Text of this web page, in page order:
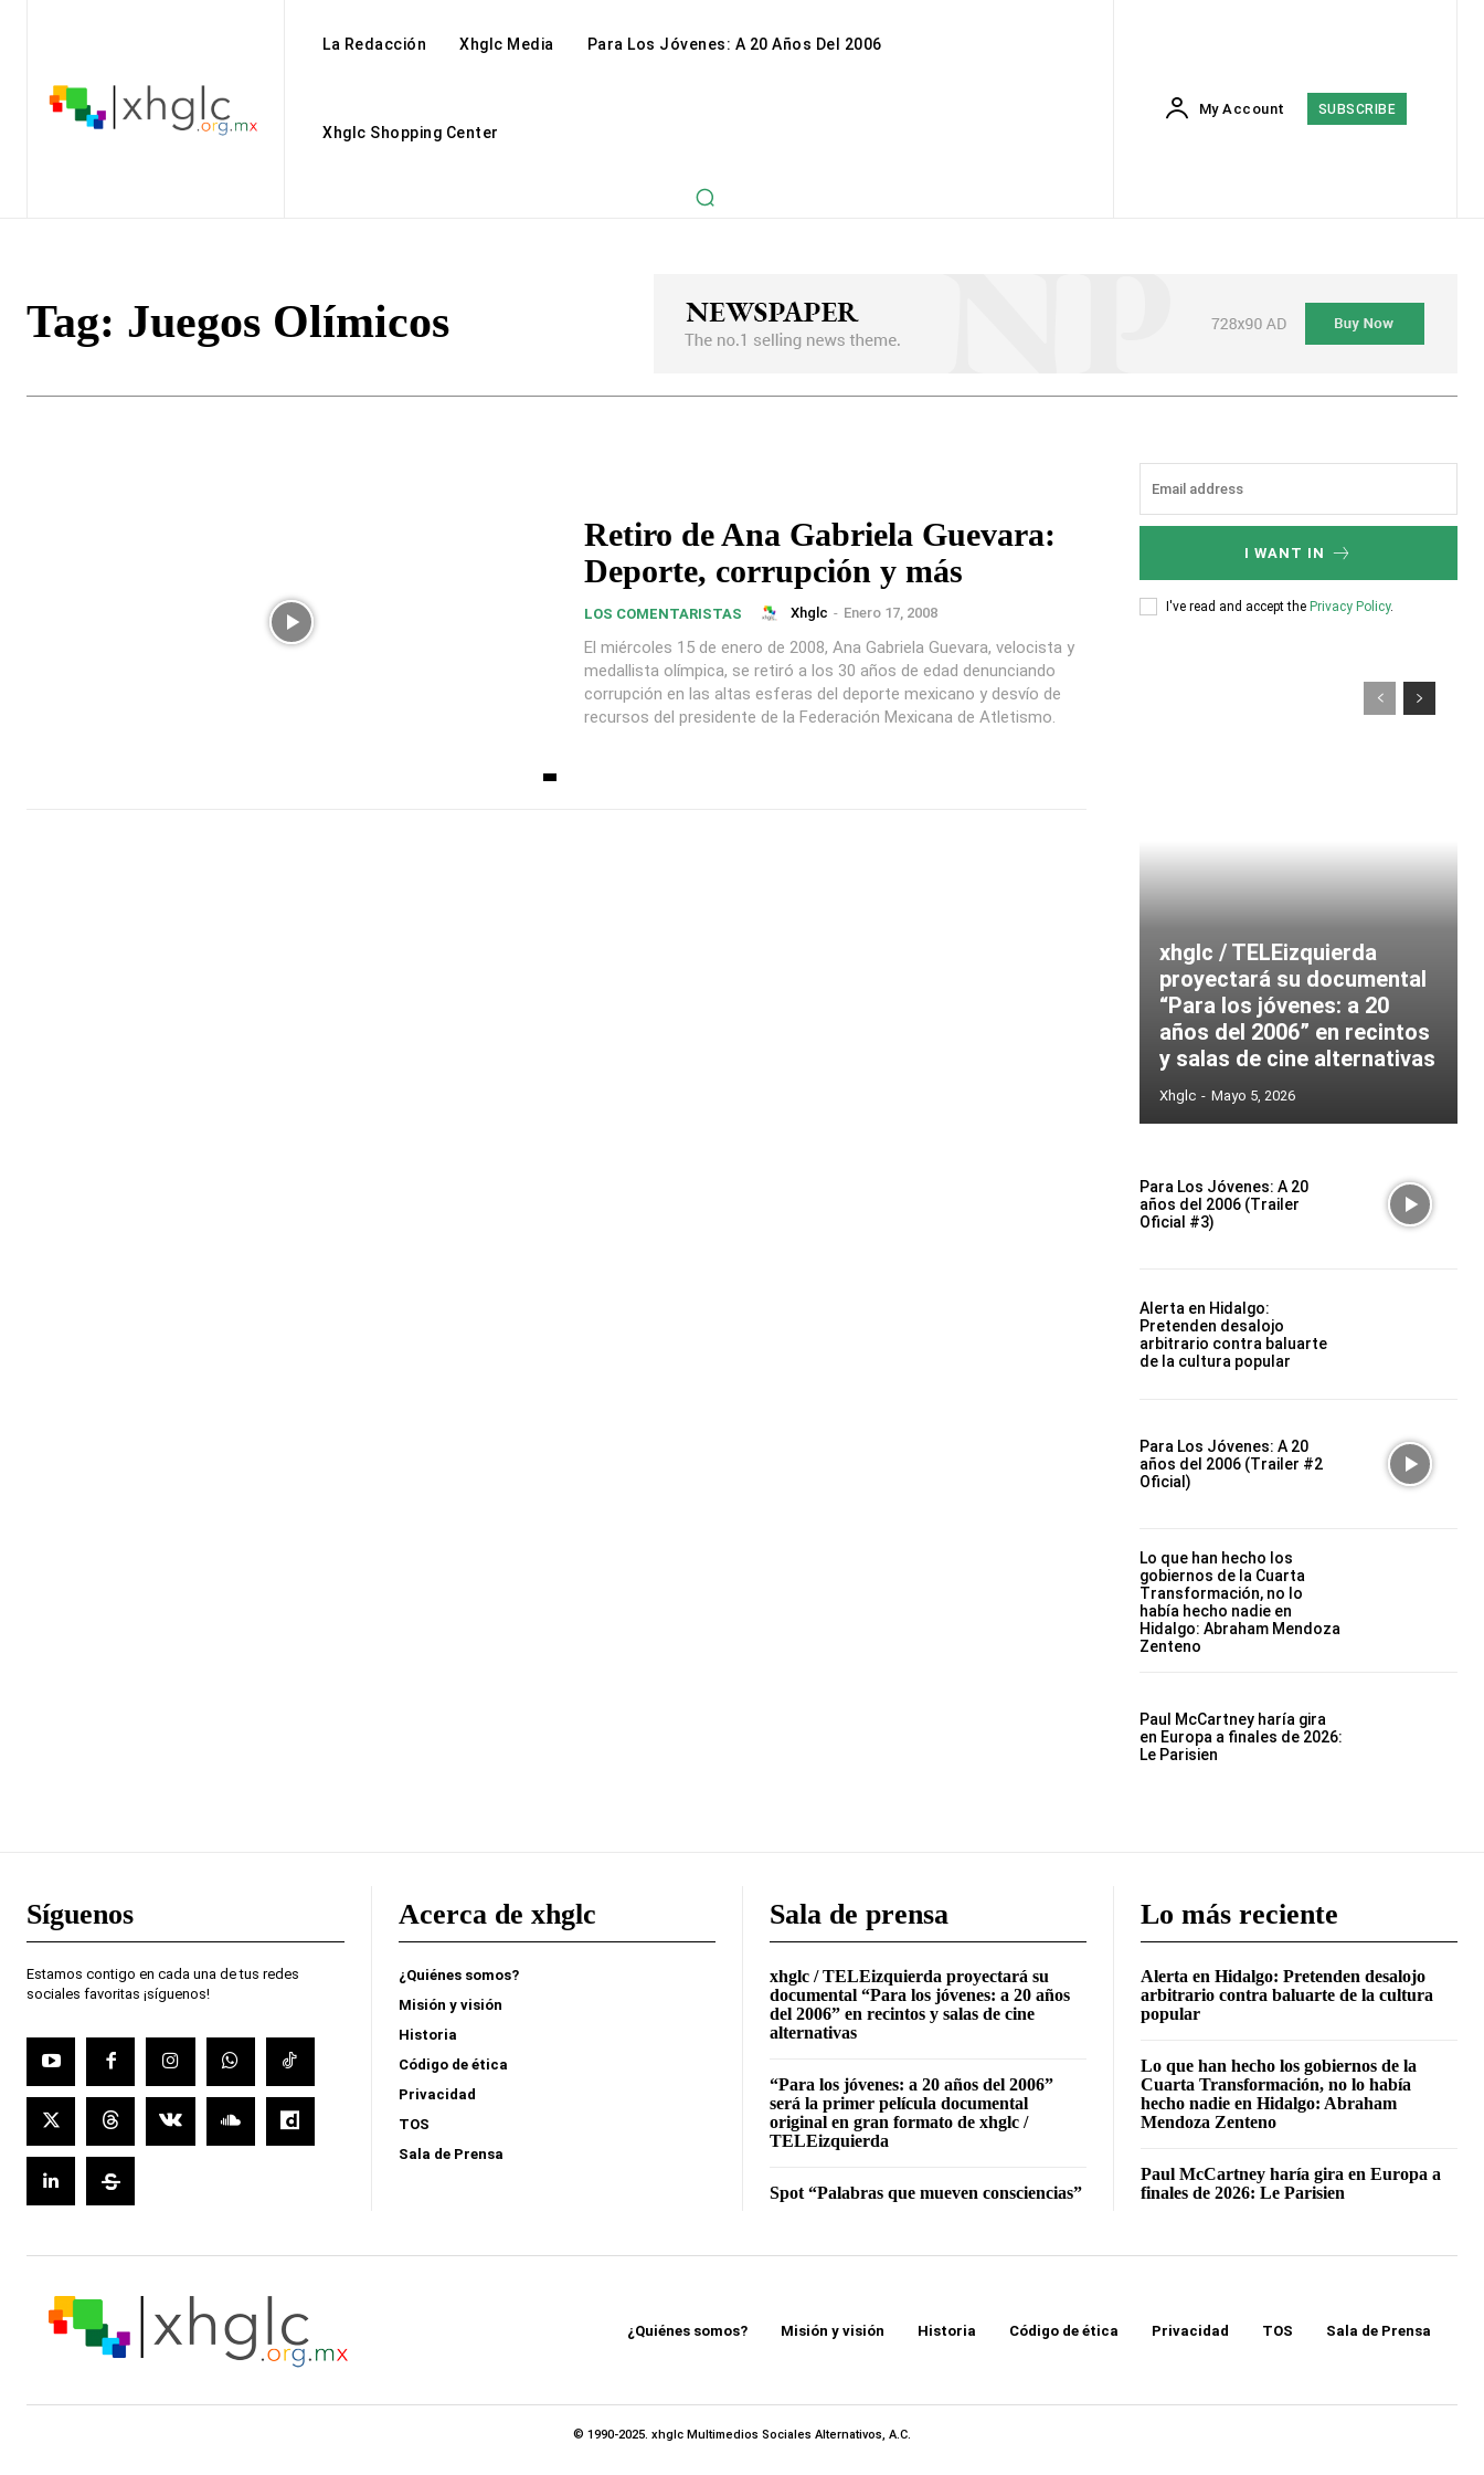
La Redacción Xhglc Media Para Los Jóvenes: A 20 Años Del 2006
Xhglc Shopping Center
My Account SUBSCRIBE
Tag: Juegos Olímicos
Retiro de Ana Gabriela Guevara:
Deporte, corrupción y más
LOS COMENTARISTAS Xhglc - Enero 17, 2008
El miércoles 15 de enero de 2008, Ana Gabriela Guevara, velocista y
medallista olímpica, se retiró a los 30 años de edad denunciando
corrupción en las altas esferas del deporte mexicano y desvío de
recursos del presidente de la Federación Mexicana de Atletismo.
I WANT IN
I've read and accept the Privacy Policy.
xhglc / TELEizquierda
proyectará su documental
“Para los jóvenes: a 20
años del 2006” en recintos
y salas de cine alternativas
Xhglc - Mayo 5, 2026
Para Los Jóvenes: A 20
años del 2006 (Trailer
Oficial #3)
Alerta en Hidalgo:
Pretenden desalojo
arbitrario contra baluarte
de la cultura popular
Para Los Jóvenes: A 20
años del 2006 (Trailer #2
Oficial)
Lo que han hecho los
gobiernos de la Cuarta
Transformación, no lo
había hecho nadie en
Hidalgo: Abraham Mendoza
Zenteno
Paul McCartney haría gira
en Europa a finales de 2026:
Le Parisien
Síguenos
Estamos contigo en cada una de tus redes
sociales favoritas ¡síguenos!
Acerca de xhglc
¿Quiénes somos?
Misión y visión
Historia
Código de ética
Privacidad
TOS
Sala de Prensa
Sala de prensa
xhglc / TELEizquierda proyectará su
documental “Para los jóvenes: a 20 años
del 2006” en recintos y salas de cine
alternativas
“Para los jóvenes: a 20 años del 2006”
será la primer película documental
original en gran formato de xhglc /
TELEizquierda
Spot “Palabras que mueven consciencias”
Lo más reciente
Alerta en Hidalgo: Pretenden desalojo
arbitrario contra baluarte de la cultura
popular
Lo que han hecho los gobiernos de la
Cuarta Transformación, no lo había
hecho nadie en Hidalgo: Abraham
Mendoza Zenteno
Paul McCartney haría gira en Europa a
finales de 2026: Le Parisien
¿Quiénes somos? Misión y visión Historia Código de ética Privacidad TOS Sala de Prensa
© 1990-2025. xhglc Multimedios Sociales Alternativos, A.C.